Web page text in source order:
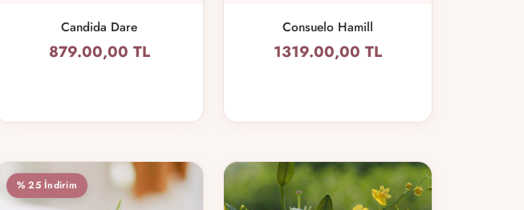
Candida Dare
879.00,00 TL
Consuelo Hamill
1319.00,00 TL
% 25 İndirim